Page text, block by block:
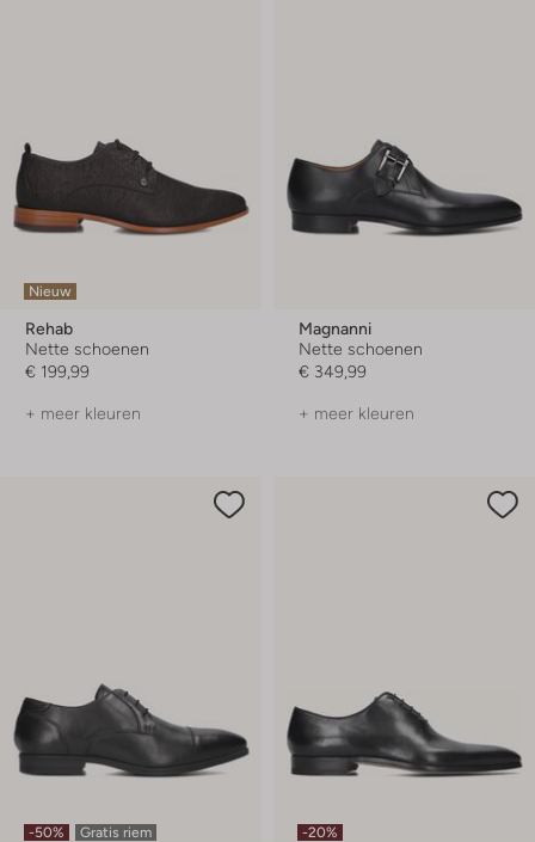
Nieuw
Rehab
Nette schoenen
€ 199,99
+ meer kleuren
Magnanni
Nette schoenen
€ 349,99
+ meer kleuren
-50% Gratis riem -20%